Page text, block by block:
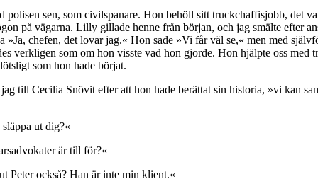
polisen sen, som civilspanare. Hon behöll sitt truckchaffisjobb, det
på vägarna. Lilly gillade henne från början, och jag smälte efter
»Ja, chefen, det lovar jag.« Hon sade »Vi får väl se,« men med
verkligen som om hon visste vad hon gjorde. Hon hjälpte oss med
som hon hade börjat.
till Cecilia Snövit efter att hon hade berättat sin historia, »vi kan
ut dig?«
är till för?«
Peter också? Han är inte min klient.«